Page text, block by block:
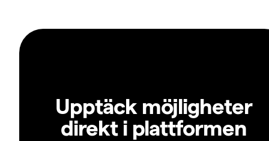
Upptäck möjligheter
direkt i plattformen